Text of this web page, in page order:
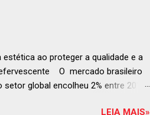
para a grande revelação da
ao proteger a qualidade e a
O mercado brasileiro
global encolheu 2% entre 2019
LEIA MAIS»